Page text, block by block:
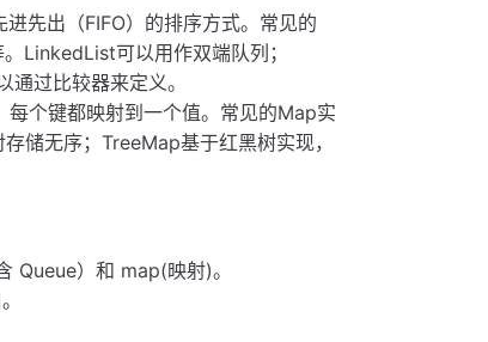
先出（FIFO）的排序方式。常见的
LinkedList可以用作双端队列；
过比较器来定义。
个键都映射到一个值。常见的Map实
储无序；TreeMap基于红黑树实现，
Queue）和 map(映射)。